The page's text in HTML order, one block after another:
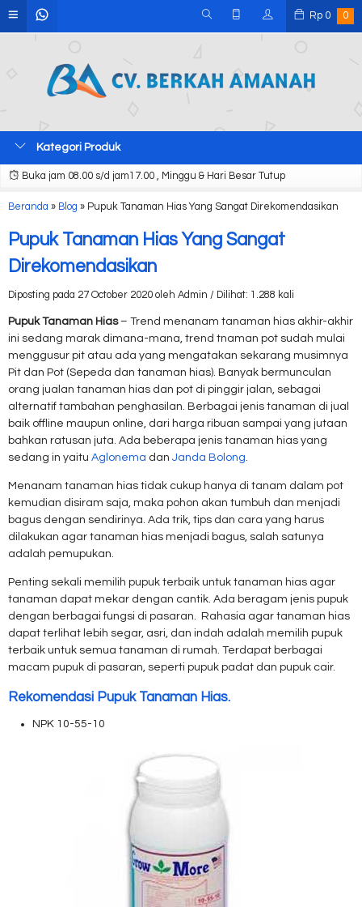
Rp 0 0
Kategori Produk
Buka jam 08.00 s/d jam17.00 , Minggu & Hari Besar Tutup
Beranda » Blog » Pupuk Tanaman Hias Yang Sangat Direkomendasikan
Pupuk Tanaman Hias Yang Sangat
Direkomendasikan
Diposting pada 27 October 2020 oleh Admin / Dilihat: 1.288 kali
Pupuk Tanaman Hias– Trend menanam tanaman hias akhir-akhir
ini sedang marak dimana-mana, trend tnaman pot sudah mulai
menggusur pit atau ada yang mengatakan sekarang musimnya
Pit dan Pot (Sepeda dan tanaman hias). Banyak bermunculan
orang jualan tanaman hias dan pot di pinggir jalan, sebagai
alternatif tambahan penghasilan. Berbagai jenis tanaman di jual
baik offline maupun online, dari harga ribuan sampai yang jutaan
bahkan ratusan juta. Ada beberapa jenis tanaman hias yang
sedang in yaitu Aglonema dan Janda Bolong.
Menanam tanaman hias tidak cukup hanya di tanam dalam pot
kemudian disiram saja, maka pohon akan tumbuh dan menjadi
bagus dengan sendirinya. Ada trik, tips dan cara yang harus
dilakukan agar tanaman hias menjadi bagus, salah satunya
adalah pemupukan.
Penting sekali memilih pupuk terbaik untuk tanaman hias agar
tanaman dapat mekar dengan cantik. Ada beragam jenis pupuk
dengan berbagai fungsi di pasaran. Rahasia agar tanaman hias
dapat terlihat lebih segar, asri, dan indah adalah memilih pupuk
terbaik untuk semua tanaman di rumah. Terdapat berbagai
macam pupuk di pasaran, seperti pupuk padat dan pupuk cair.
Rekomendasi Pupuk Tanaman Hias.
NPK 10-55-10